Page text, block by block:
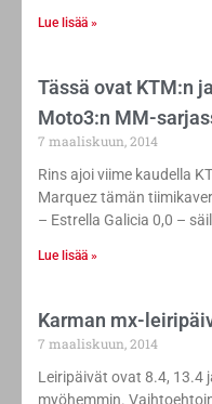
Lue lisää »
Tässä ovat KTM:n
Moto3:n MM-
7 maaliskuun, 2014
Rins ajoi viime kaudella
Marquez tämän
– Estrella Galicia 0,0 –
Lue lisää »
Karman mx-
7 maaliskuun, 2014
Leiripäivät ovat 8.4, 13.4
myöhemmin.